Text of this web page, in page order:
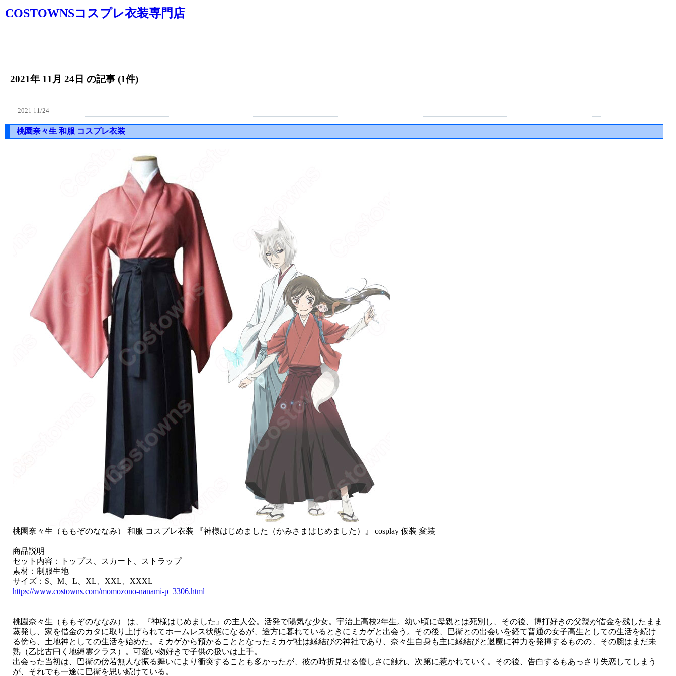
COSTOWNSコスプレ衣装専門店
2021年 11月 24日 の記事 (1件)
2021 11/24
桃園奈々生 和服 コスプレ衣装
桃園奈々生（ももぞのななみ） 和服 コスプレ衣装 『神様はじめました（かみさまはじめました）』 cosplay 仮装 変装
商品説明
セット内容：トップス、スカート、ストラップ
素材：制服生地
サイズ：S、M、L、XL、XXL、XXXL
https://www.costowns.com/momozono-nanami-p_3306.html
桃園奈々生（ももぞのななみ） は、『神様はじめました』の主人公。活発で陽気な少女。宇治上高校2年生。幼い頃に母親とは死別し、その後、博打好きの父親が借金を残したまま
蒸発し、家を借金のカタに取り上げられてホームレス状態になるが、途方に暮れているときにミカゲと出会う。その後、巴衛との出会いを経て普通の女子高生としての生活を続け
る傍ら、土地神としての生活を始めた。ミカゲから預かることとなったミカゲ社は縁結びの神社であり、奈々生自身も主に縁結びと退魔に神力を発揮するものの、その腕はまだ未
熟（乙比古曰く地縛霊クラス）。可愛い物好きで子供の扱いは上手。
出会った当初は、巴衛の傍若無人な振る舞いにより衝突することも多かったが、彼の時折見せる優しさに触れ、次第に惹かれていく。その後、告白するもあっさり失恋してしまう
が、それでも一途に巴衛を思い続けている。